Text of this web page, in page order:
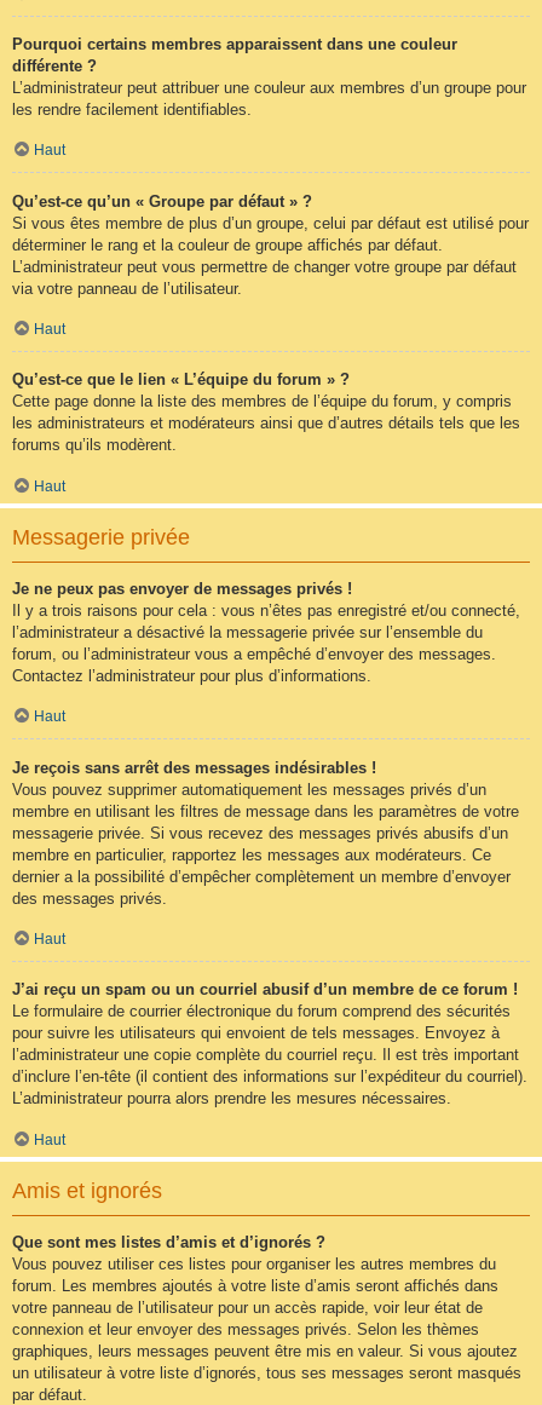
Pourquoi certains membres apparaissent dans une couleur
différente ?
L’administrateur peut attribuer une couleur aux membres d’un groupe pour
les rendre facilement identifiables.
Haut
Qu’est-ce qu’un « Groupe par défaut » ?
Si vous êtes membre de plus d’un groupe, celui par défaut est utilisé pour
déterminer le rang et la couleur de groupe affichés par défaut.
L’administrateur peut vous permettre de changer votre groupe par défaut
via votre panneau de l’utilisateur.
Haut
Qu’est-ce que le lien « L’équipe du forum » ?
Cette page donne la liste des membres de l’équipe du forum, y compris
les administrateurs et modérateurs ainsi que d’autres détails tels que les
forums qu’ils modèrent.
Haut
Messagerie privée
Je ne peux pas envoyer de messages privés !
Il y a trois raisons pour cela : vous n’êtes pas enregistré et/ou connecté,
l’administrateur a désactivé la messagerie privée sur l’ensemble du
forum, ou l’administrateur vous a empêché d’envoyer des messages.
Contactez l’administrateur pour plus d’informations.
Haut
Je reçois sans arrêt des messages indésirables !
Vous pouvez supprimer automatiquement les messages privés d’un
membre en utilisant les filtres de message dans les paramètres de votre
messagerie privée. Si vous recevez des messages privés abusifs d’un
membre en particulier, rapportez les messages aux modérateurs. Ce
dernier a la possibilité d’empêcher complètement un membre d’envoyer
des messages privés.
Haut
J’ai reçu un spam ou un courriel abusif d’un membre de ce forum !
Le formulaire de courrier électronique du forum comprend des sécurités
pour suivre les utilisateurs qui envoient de tels messages. Envoyez à
l’administrateur une copie complète du courriel reçu. Il est très important
d’inclure l’en-tête (il contient des informations sur l’expéditeur du courriel).
L’administrateur pourra alors prendre les mesures nécessaires.
Haut
Amis et ignorés
Que sont mes listes d’amis et d’ignorés ?
Vous pouvez utiliser ces listes pour organiser les autres membres du
forum. Les membres ajoutés à votre liste d’amis seront affichés dans
votre panneau de l’utilisateur pour un accès rapide, voir leur état de
connexion et leur envoyer des messages privés. Selon les thèmes
graphiques, leurs messages peuvent être mis en valeur. Si vous ajoutez
un utilisateur à votre liste d’ignorés, tous ses messages seront masqués
par défaut.